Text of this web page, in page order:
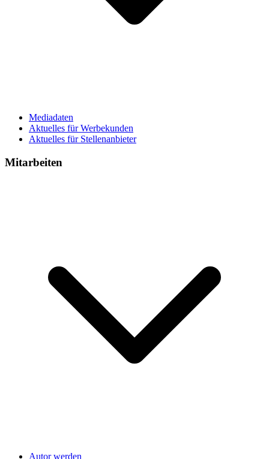
Mediadaten
Aktuelles für Werbekunden
Aktuelles für Stellenanbieter
Mitarbeiten
Autor werden